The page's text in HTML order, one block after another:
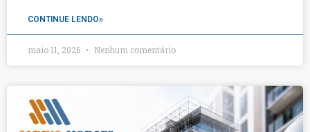
CONTINUE LENDO»
maio 11, 2026 Nenhum comentário